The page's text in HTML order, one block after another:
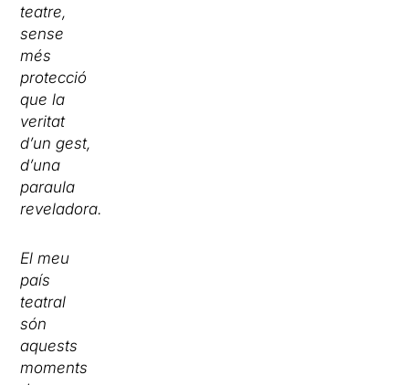
teatre,
sense
més
protecció
que la
veritat
d’un gest,
d’una
paraula
reveladora.
El meu
país
teatral
són
aquests
moments